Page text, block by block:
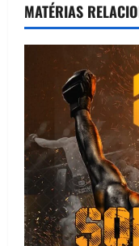
MATÉRIAS